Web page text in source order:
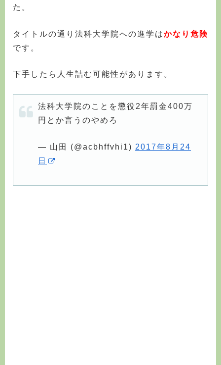
た。
タイトルの通り法科大学院への進学はかなり危険
です。
下手したら人生詰む可能性があります。
法科大学院のことを懲役2年罰金400万
円とか言うのやめろ
— 山田 (@acbhffvhi1) 2017年8月24
日